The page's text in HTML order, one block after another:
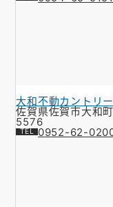
大和不動カントリ
佐賀県佐賀市大和
5576
0952-62-